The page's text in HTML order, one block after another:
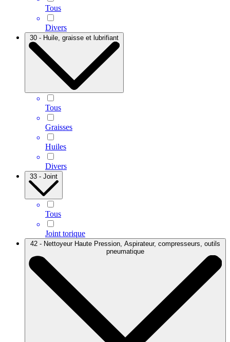
Tous
Divers
30 - Huile, graisse et lubrifiant
Tous
Graisses
Huiles
Divers
33 - Joint
Tous
Joint torique
42 - Nettoyeur Haute Pression, Aspirateur, compresseurs, outils
pneumatique